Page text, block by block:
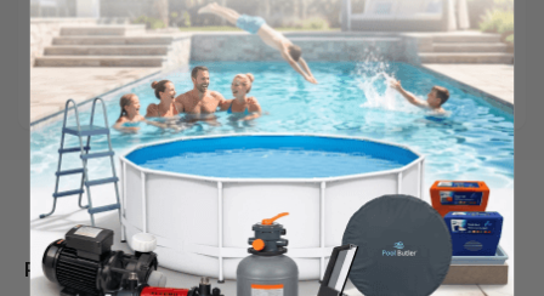
Tags: Avady,doseringspump,peristaltisk,
pooldosering
Kategorier: Automatik til pool,Automatisk dosering
Produktbeskrivelse